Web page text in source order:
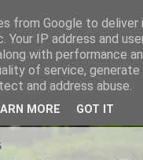
from Google to deliver
Your IP address and
with performance
of service, generate
and address abuse.
MORE GOT IT